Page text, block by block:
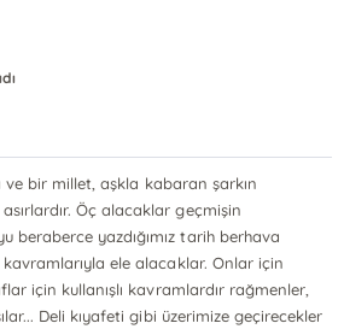
ve bir millet, aşkla kabaran şarkın
Öç alacaklar geçmişin
beraberce yazdığımız tarih berhava
ele alacaklar. Onlar için
için kullanışlı kavramlardır rağmenler,
Deli kıyafeti gibi üzerimize geçirecekler